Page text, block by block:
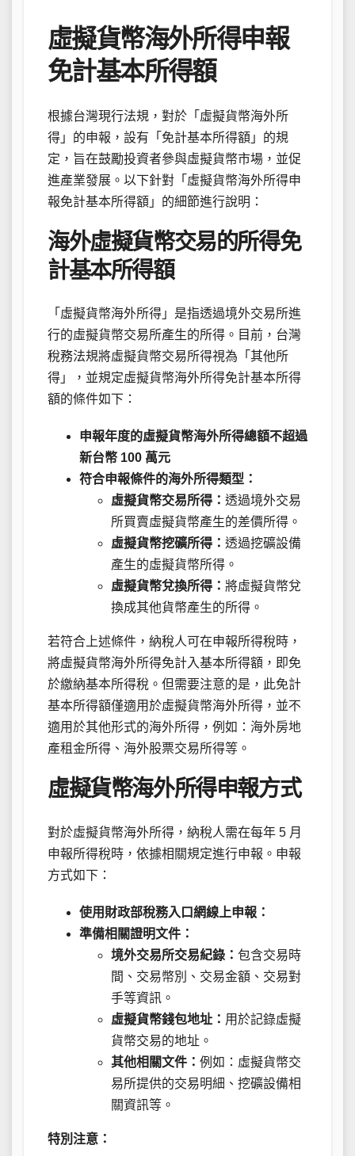
虛擬貨幣海外所得申報
免計基本所得額
根據台灣現行法規，對於「虛擬貨幣海外所
得」的申報，設有「免計基本所得額」的規
定，旨在鼓勵投資者參與虛擬貨幣市場，並促
進產業發展。以下針對「虛擬貨幣海外所得申
報免計基本所得額」的細節進行說明：
海外虛擬貨幣交易的所得免
計基本所得額
「虛擬貨幣海外所得」是指透過境外交易所進
行的虛擬貨幣交易所產生的所得。目前，台灣
稅務法規將虛擬貨幣交易所得視為「其他所
得」，並規定虛擬貨幣海外所得免計基本所得
額的條件如下：
申報年度的虛擬貨幣海外所得總額不超過
新台幣 100 萬元
符合申報條件的海外所得類型：
虛擬貨幣交易所得： 透過境外交易
所買賣虛擬貨幣產生的差價所得。
虛擬貨幣挖礦所得： 透過挖礦設備
產生的虛擬貨幣所得。
虛擬貨幣兌換所得： 將虛擬貨幣兌
換成其他貨幣產生的所得。
若符合上述條件，納稅人可在申報所得稅時，
將虛擬貨幣海外所得免計入基本所得額，即免
於繳納基本所得稅。但需要注意的是，此免計
基本所得額僅適用於虛擬貨幣海外所得，並不
適用於其他形式的海外所得，例如：海外房地
產租金所得、海外股票交易所得等。
虛擬貨幣海外所得申報方式
對於虛擬貨幣海外所得，納稅人需在每年 5 月
申報所得稅時，依據相關規定進行申報。申報
方式如下：
使用財政部稅務入口網線上申報：
準備相關證明文件：
境外交易所交易紀錄： 包含交易時
間、交易幣別、交易金額、交易對
手等資訊。
虛擬貨幣錢包地址： 用於記錄虛擬
貨幣交易的地址。
其他相關文件： 例如：虛擬貨幣交
易所提供的交易明細、挖礦設備相
關資訊等。
特別注意：